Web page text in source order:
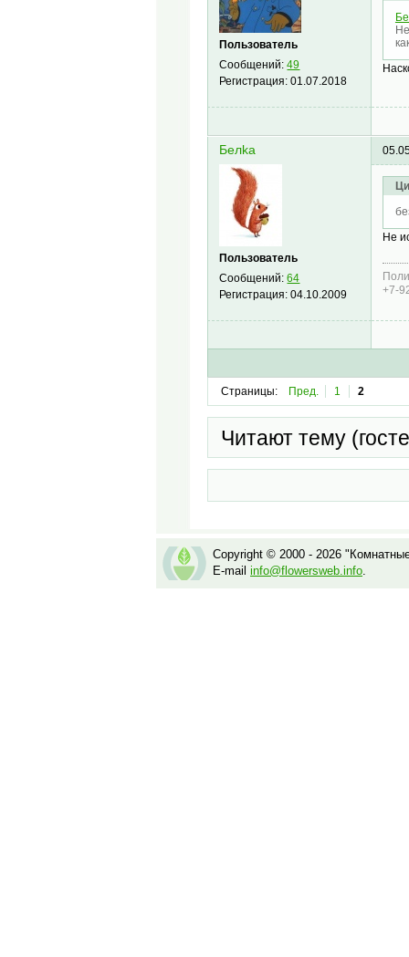
Пользователь
Сообщений:49
Регистрация:01.07.2018
Белkа
Пользователь
Сообщений:64
Регистрация:04.10.2009
Не
+7-
Страницы: Пред. 1 2
Читают тему
Copyright © 2000 - 2026
E-mail info@flowersweb.info.